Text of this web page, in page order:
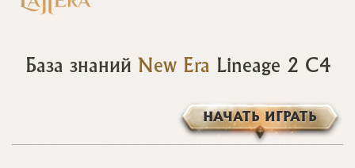
База знаний New Era Lineage 2 C4
НАЧАТЬ ИГРАТЬ